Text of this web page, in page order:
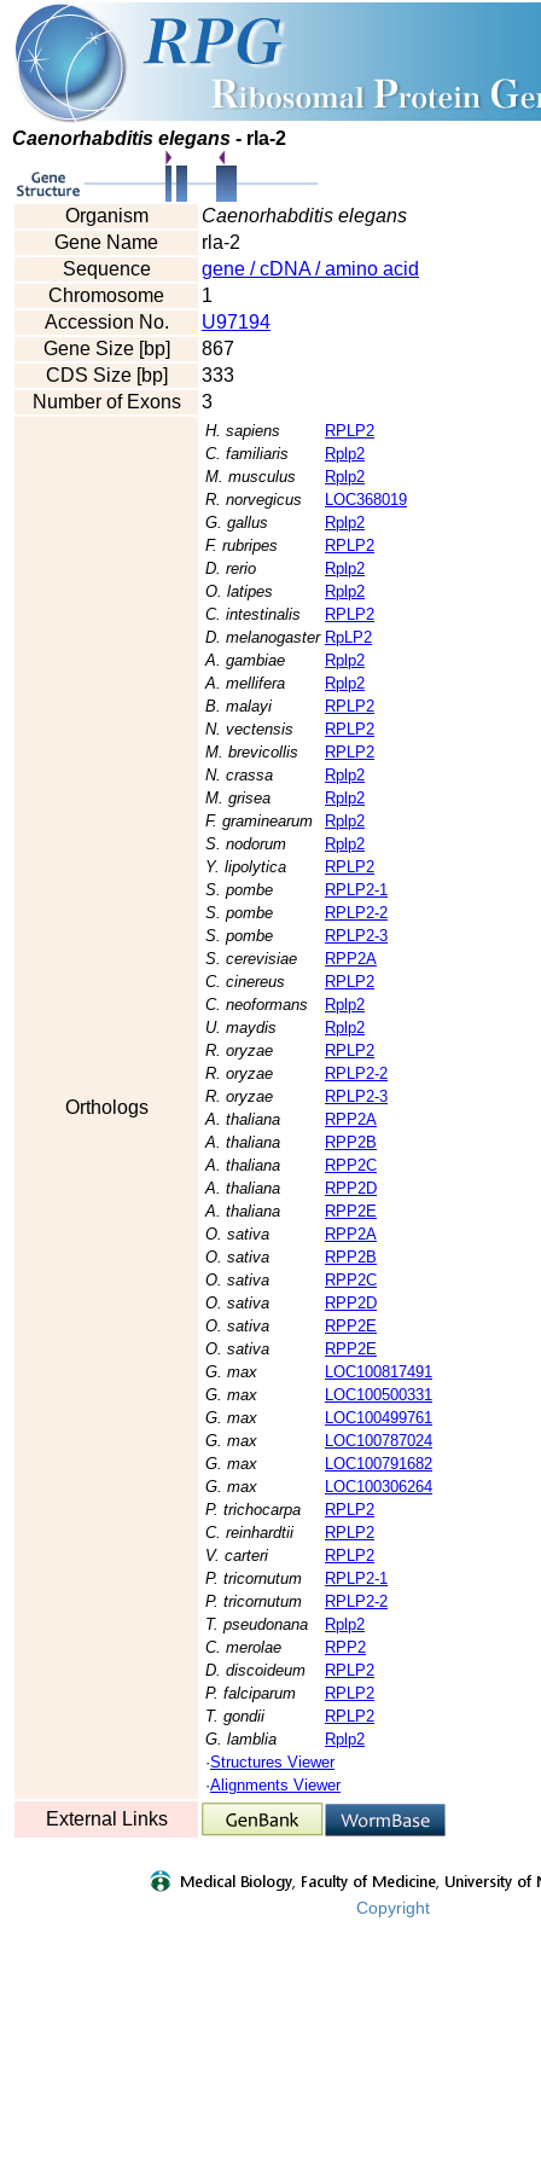
Caenorhabditis elegans - rla-2
Organism
Caenorhabditis elegans
Gene Name
rla-2
Sequence
gene / cDNA / amino acid
Chromosome
1
Accession No.
U97194
Gene Size [bp]
867
CDS Size [bp]
333
Number of Exons
3
Orthologs
H. sapiens
RPLP2
C. familiaris
Rplp2
M. musculus
Rplp2
R. norvegicus
LOC368019
G. gallus
Rplp2
F. rubripes
RPLP2
D. rerio
Rplp2
O. latipes
Rplp2
C. intestinalis
RPLP2
D. melanogaster RpLP2
A. gambiae
Rplp2
A. mellifera
Rplp2
B. malayi
RPLP2
N. vectensis
RPLP2
M. brevicollis
RPLP2
N. crassa
Rplp2
M. grisea
Rplp2
F. graminearum
Rplp2
S. nodorum
Rplp2
Y. lipolytica
RPLP2
S. pombe
RPLP2-1
S. pombe
RPLP2-2
S. pombe
RPLP2-3
S. cerevisiae
RPP2A
C. cinereus
RPLP2
C. neoformans
Rplp2
U. maydis
Rplp2
R. oryzae
RPLP2
R. oryzae
RPLP2-2
R. oryzae
RPLP2-3
A. thaliana
RPP2A
A. thaliana
RPP2B
A. thaliana
RPP2C
A. thaliana
RPP2D
A. thaliana
RPP2E
O. sativa
RPP2A
O. sativa
RPP2B
O. sativa
RPP2C
O. sativa
RPP2D
O. sativa
RPP2E
O. sativa
RPP2E
G. max
LOC100817491
G. max
LOC100500331
G. max
LOC100499761
G. max
LOC100787024
G. max
LOC100791682
G. max
LOC100306264
P. trichocarpa
RPLP2
C. reinhardtii
RPLP2
V. carteri
RPLP2
P. tricornutum
RPLP2-1
P. tricornutum
RPLP2-2
T. pseudonana
Rplp2
C. merolae
RPP2
D. discoideum
RPLP2
P. falciparum
RPLP2
T. gondii
RPLP2
G. lamblia
Rplp2
·Structures Viewer
·Alignments Viewer
External Links
Copyright